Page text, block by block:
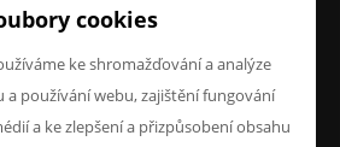
cookies
ke shromažďování a analýze
a používání webu, zajištění fungování
a ke zlepšení a přizpůsobení obsahu